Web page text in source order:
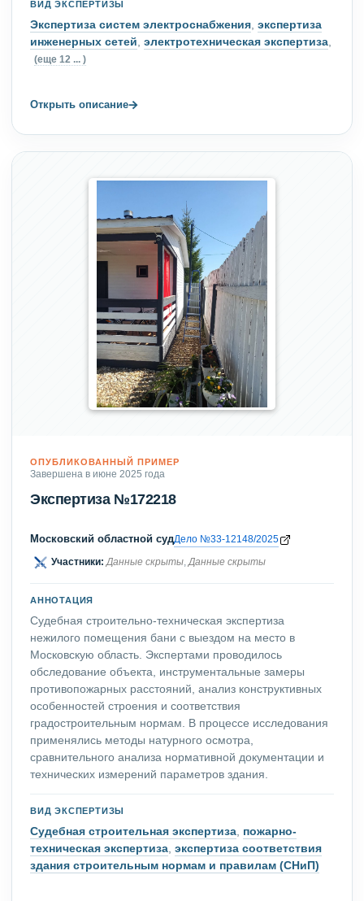
ВИД ЭКСПЕРТИЗЫ
Экспертиза систем электроснабжения, экспертиза
инженерных сетей, электротехническая экспертиза,
(еще 12 ... )
Открыть описание→
ОПУБЛИКОВАННЫЙ ПРИМЕР
Завершена в июне 2025 года
Экспертиза №172218
Московский областной судДело №33-12148/2025
Участники: Данные скрыты,Данные скрыты
АННОТАЦИЯ
Судебная строительно-техническая экспертиза
нежилого помещения бани с выездом на место в
Московскую область. Экспертами проводилось
обследование объекта, инструментальные замеры
противопожарных расстояний, анализ конструктивных
особенностей строения и соответствия
градостроительным нормам. В процессе исследования
применялись методы натурного осмотра,
сравнительного анализа нормативной документации и
технических измерений параметров здания.
ВИД ЭКСПЕРТИЗЫ
Судебная строительная экспертиза, пожарно-
техническая экспертиза, экспертиза соответствия
здания строительным нормам и правилам (СНиП)